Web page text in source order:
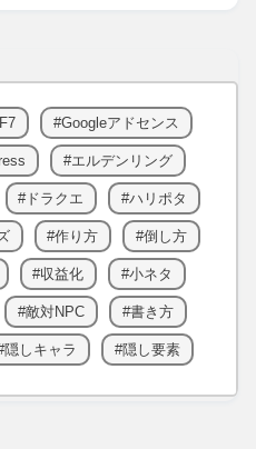
Googleアドセンス
エルデンリング
ドラクエ ハリポタ
作り方 倒し方
収益化 小ネタ
敵対NPC 書き方
隠しキャラ 隠し要素